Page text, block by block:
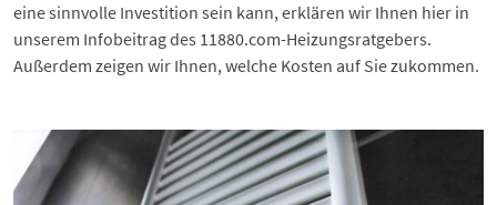
eine sinnvolle Investition sein kann, erklären wir Ihnen hier in
unserem Infobeitrag des 11880.com-Heizungsratgebers.
Außerdem zeigen wir Ihnen, welche Kosten auf Sie zukommen.